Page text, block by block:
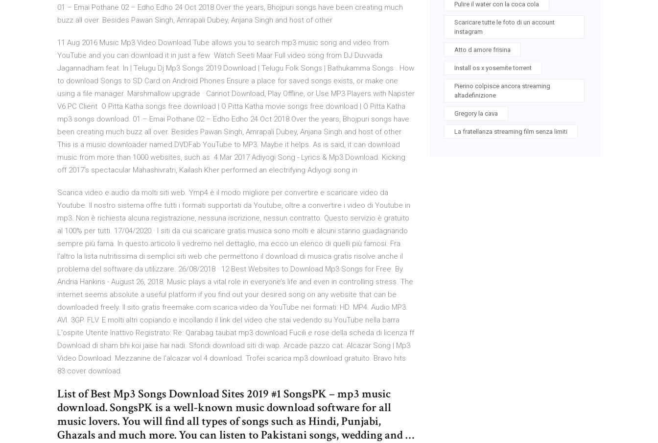
01 – Emai Pothane 02 – Edho Edho 24 Oct 2018 Over the years, Bhojpuri songs have been creating much
buzz all over. Besides Pawan Singh, Amrapali Dubey, Anjana Singh and host of other
11 Aug 2016 Music Mp3 Video Download Tube allows you to search mp3 music song and video from
YouTube and you can download it in just a few Watch Seeti Maar Full video song from DJ Duvvada
Jagannadham feat. In | Telugu Dj Mp3 Songs 2019 Download | Telugu Folk Songs | Bathukamma Songs . How
to download Songs to SD Card on Android Phones Ensure a place for saved songs exists, or make one
using a file manager. Marshmallow upgrade · Cannot Download, Play Offline, or Use MP3 Players with Napster
V6 PC Client O Pitta Katha songs free download | O Pitta Katha movie songs free download | O Pitta Katha
mp3 songs download. 01 – Emai Pothane 02 – Edho Edho 24 Oct 2018 Over the years, Bhojpuri songs have
been creating much buzz all over. Besides Pawan Singh, Amrapali Dubey, Anjana Singh and host of other
This is a music downloader named DVDFab YouTube to MP3. Maybe it helps. As is said, it can download
music from more than 1000 websites, such as 4 Mar 2017 Adiyogi Song - Lyrics & Mp3 Download. Kicking
off 2017's spectacular Mahashivratri, Kailash Kher performed an electrifying Adiyogi song in
Scarica video e audio da molti siti web. Ymp4 è il modo migliore per convertire e scaricare video da
Youtube. Il nostro sistema offre tutti i formati supportati da Youtube, oltre a convertire i video di Youtube in
mp3. Non è richiesta alcuna registrazione, nessuna iscrizione, nessun contratto. Questo servizio è gratuito
al 100% per tutti. 17/04/2020 · I siti da cui scaricare gratis musica sono molti e alcuni stanno guadagnando
sempre più fama. In questo articolo li vedremo nel dettaglio, ma ecco un elenco di quelli più famosi. Fra
l’altro la lista nutritissima di semplici siti web che permettono il download di musica gratis risolve anche il
problema del software da utilizzare. 26/08/2018 · 12 Best Websites to Download Mp3 Songs for Free. By.
Andria Hankins - August 26, 2018. Music plays a vital role in everyone’s life and even in controlling stress. The
internet seems absolute a useful platform if you find out your desired song on any website that can be
downloaded freely. Il sito gratis freemake.com scarica video da YouTube nei formati: HD. MP4. Audio MP3.
AVI. 3GP. FLV. E molti altri copiando e incollando il link del video che stai vedendo su YouTube nella barra
L'ospite Utente Inattivo Registrato: Re: Qarabag taubat mp3 download Fucili e rose della scheda di licenza ff
Download di sham bhi koi jaise hai nadi. Sfondi download siti di wap. Arcade pazzo cat. Alcazar Song | Mp3
Video Download. Mezzanine de l'alcazar vol 4 download. Trofei scarica mp3 download gratuito. Bravo hits
83 cover download.
List of Best Mp3 Songs Download Sites 2019 #1 SongsPK – mp3 music
download. SongsPK is a well-known music download software for all
music lovers. You will find all types of songs such as Hindi, Punjabi,
Ghazals and much more. You can listen to Pakistani songs, wedding and …
Pulire il water con la coca cola
Scaricare tutte le foto di un account
instagram
Atto d amore frisina
Install os x yosemite torrent
Pierino colpisce ancora streaming
altadefinizione
Gregory la cava
La fratellanza streaming film senza limiti